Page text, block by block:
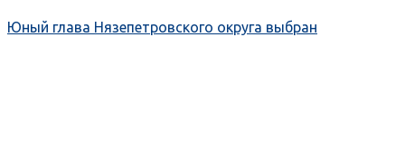
Юный глава Нязепетровского округа выбран